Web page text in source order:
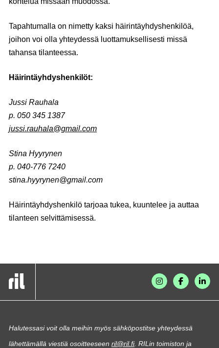
Tapahtumalla on nimetty kaksi häirintäyhdyshenkilöä,
joihon voi olla yhteydessä luottamuksellisesti missä
tahansa tilanteessa.
Häirintäyhdyshenkilöt:
Jussi Rauhala
p. 050 345 1387
jussi.rauhala@gmail.com
Stina Hyyrynen
p. 040-776 7240
stina.hyyrynen@gmail.com
Häirintäyhdyshenkilö tarjoaa tukea, kuuntelee ja auttaa
tilanteen selvittämisessä.
Halutessasi voit olla meihin myös sähköpostitse yhteydessä
lähettämällä viestiä osoitteeseen ril@ril.fi. RILin toimiston ja